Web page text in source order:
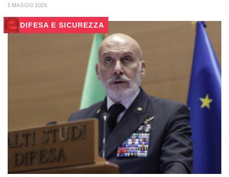
5 MAGGIO 2026
DIFESA E SICUREZZA